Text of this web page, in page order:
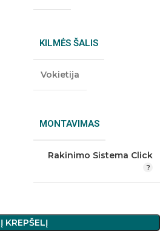
KILMĖS ŠALIS
Vokietija
MONTAVIMAS
Rakinimo Sistema Click
Į KREPŠELĮ